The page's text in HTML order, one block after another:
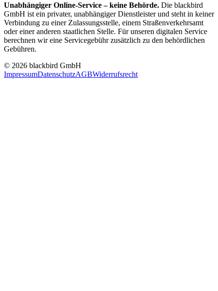
Unabhängiger Online-Service – keine Behörde. Die blackbird
GmbH ist ein privater, unabhängiger Dienstleister und steht in keiner
Verbindung zu einer Zulassungsstelle, einem Straßenverkehrsamt
oder einer anderen staatlichen Stelle. Für unseren digitalen Service
berechnen wir eine Servicegebühr zusätzlich zu den behördlichen
Gebühren.
© 2026 blackbird GmbH
ImpressumDatenschutzAGBWiderrufsrecht